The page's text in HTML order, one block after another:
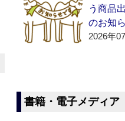
う商品
のお知
2026年
書籍・電子メディア